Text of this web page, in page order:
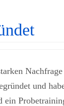
und
ein